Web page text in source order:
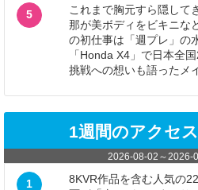
5
これまで胸元すら隠して
那が美ボディをビキニな
の初仕事は「週プレ」の
「Honda X4」で日本全
挑戦への想いも語ったメ
1週間のアクセ
2026-08-02 ～ 2026-
1
8KVR作品を含む人気の